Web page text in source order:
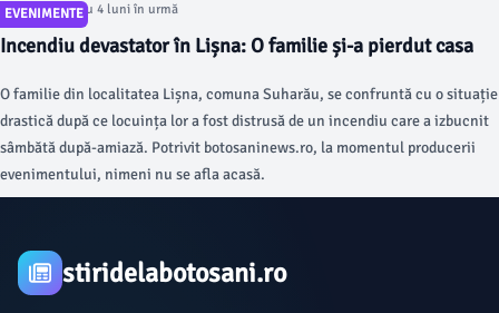
EVENIMENTE
Articol postat cu 4 luni în urmă
Incendiu devastator în Lișna: O familie și-a pierdut casa
O familie din localitatea Lișna, comuna Suharău, se confruntă cu o situație
drastică după ce locuința lor a fost distrusă de un incendiu care a izbucnit
sâmbătă după-amiază. Potrivit botosaninews.ro, la momentul producerii
evenimentului, nimeni nu se afla acasă.
stiridelabotosani.ro